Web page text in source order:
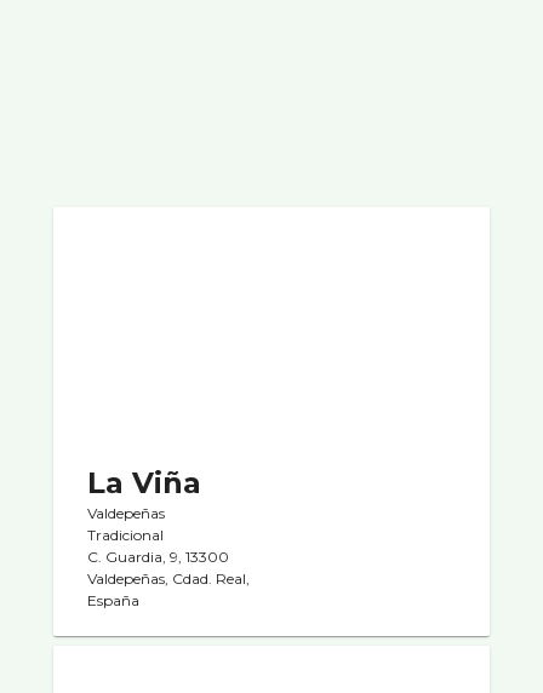
La Viña
Valdepeñas
Tradicional
C. Guardia, 9, 13300
Valdepeñas, Cdad. Real,
España